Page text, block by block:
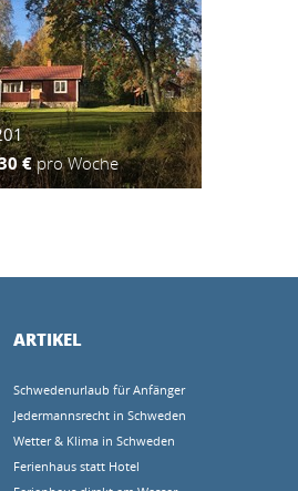
€pro Woche
ARTIKEL
Schwedenurlaub für Anfänger
Jedermannsrecht in Schweden
Wetter & Klima in Schweden
Ferienhaus statt Hotel